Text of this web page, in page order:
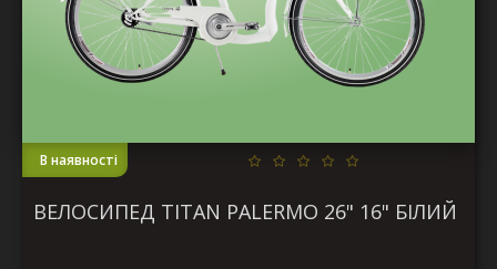
В наявності
ВЕЛОСИПЕД TITAN PALERMO 26" 16" БІЛИЙ